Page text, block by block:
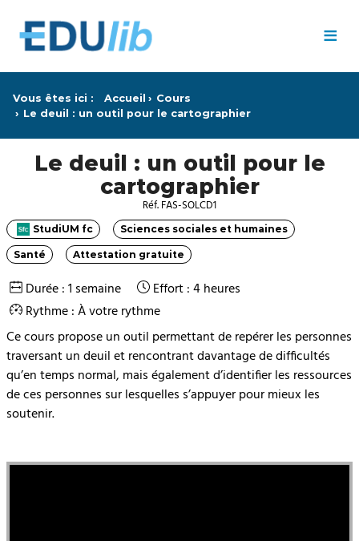
≡
Vous êtes ici : Accueil
Cours
Le deuil : un outil pour le cartographier
Le deuil : un outil pour le
cartographier
Réf. FAS-SOLCD1
Catégorie
StudiUM fc Catégorie
Sciences sociales et humaines
Catégorie
Santé Catégorie
Attestation gratuite
Durée : 1 semaine
Effort : 4 heures
Rythme : À votre rythme
Ce cours propose un outil permettant de repérer les personnes
traversant un deuil et rencontrant davantage de difficultés
qu’en temps normal, mais également d’identifier les ressources
de ces personnes sur lesquelles s’appuyer pour mieux les
soutenir.